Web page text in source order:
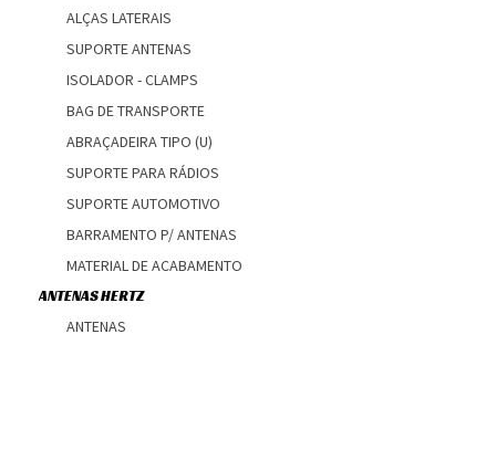
ALÇAS LATERAIS
SUPORTE ANTENAS
ISOLADOR - CLAMPS
BAG DE TRANSPORTE
ABRAÇADEIRA TIPO (U)
SUPORTE PARA RÁDIOS
SUPORTE AUTOMOTIVO
BARRAMENTO P/ ANTENAS
MATERIAL DE ACABAMENTO
ANTENAS HERTZ
ANTENAS